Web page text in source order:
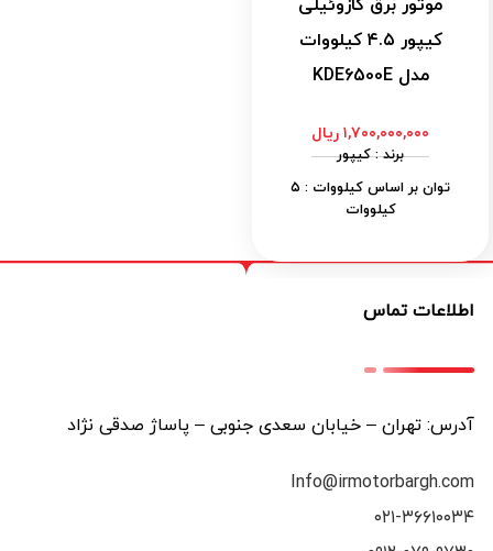
موتور برق گازوئیلی
کیپور ۴.۵ کیلووات
مدل KDE6500E
۱,۷۰۰,۰۰۰,۰۰۰ ریال
برند : کیپور
توان بر اساس کیلووات : ۵
کیلووات
نحوه روشن شدن : هندلی -
نوع سوخت : گازوئیل
اطلاعات تماس
آدرس: تهران – خیابان سعدی جنوبی – پاساژ صدقی نژاد
Info@irmotorbargh.com
۰۲۱-۳۶۶۱۰۰۳۴